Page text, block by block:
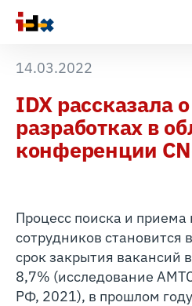
14.03.2022
IDX рассказала
разработках в
конференции
Процесс поиска и приема
сотрудников становится
срок закрытия вакансий
8,7% (исследование
РФ, 2021), в прошлом